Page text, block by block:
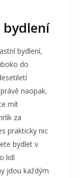
bydlení
bydlení,
do
naopak.
mít
za
prakticky nic
bydlet v
lidí
jdou každým